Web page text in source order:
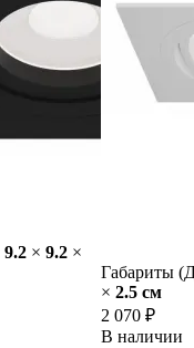
9.2 × 9.2 ×
Габариты
× 2.5 cм
2 070 ₽
В наличии